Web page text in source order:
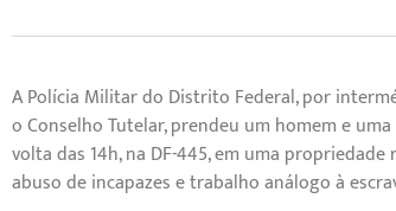
A Polícia Militar do Distrito Federal, por
o Conselho Tutelar, prendeu um homem e
volta das 14h, na DF-445, em uma
abuso de incapazes e trabalho análogo à